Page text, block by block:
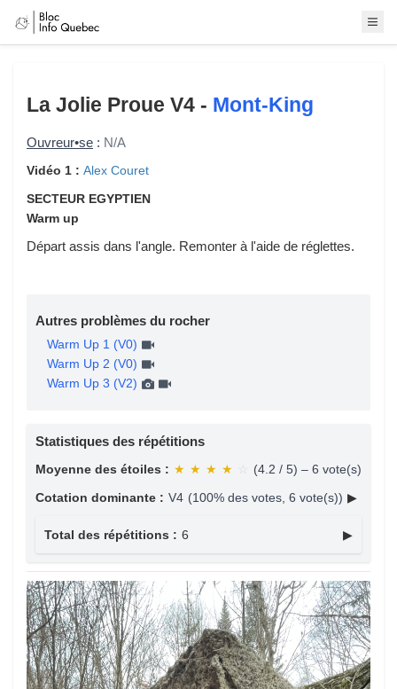
La Jolie Proue V4 - Mont-King
Ouvreur•se : N/A
Vidéo 1 : Alex Couret
SECTEUR EGYPTIEN
Warm up
Départ assis dans l'angle. Remonter à l'aide de réglettes.
Autres problèmes du rocher
Warm Up 1 (V0)
Warm Up 2 (V0)
Warm Up 3 (V2)
Statistiques des répétitions
Moyenne des étoiles : ★ ★ ★ ★
(4.2 / 5) – 6 vote(s)
Cotation dominante : V4 (100% des votes, 6 vote(s)) ▶
Total des répétitions : 6 ▶